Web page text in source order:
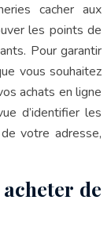
cacher aux
les points de
Pour garantir
vous souhaitez
achats en ligne
d’identifier les
de votre adresse,
de